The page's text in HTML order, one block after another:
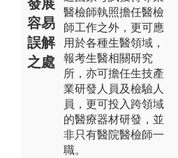
發展
容易
誤解
之處
醫檢師執照擔任醫檢
師工作之外，更可應
用於各種生醫領域，
報考生醫相關研究
所，亦可擔任生技產
業研發人員及檢驗人
員，更可投入跨領域
的醫療器材研發，並
非只有醫院醫檢師一
職。